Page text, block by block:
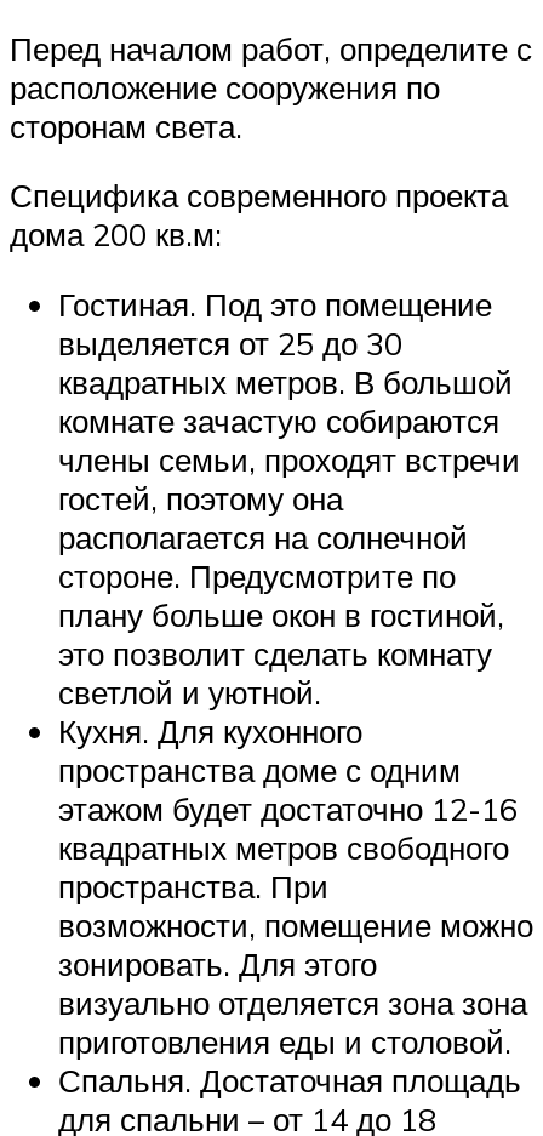
Перед началом работ, определите с
расположение сооружения по
сторонам света.
Специфика современного проекта
дома 200 кв.м:
Гостиная. Под это помещение
выделяется от 25 до 30
квадратных метров. В большой
комнате зачастую собираются
члены семьи, проходят встречи
гостей, поэтому она
располагается на солнечной
стороне. Предусмотрите по
плану больше окон в гостиной,
это позволит сделать комнату
светлой и уютной.
Кухня. Для кухонного
пространства доме с одним
этажом будет достаточно 12-16
квадратных метров свободного
пространства. При
возможности, помещение можно
зонировать. Для этого
визуально отделяется зона зона
приготовления еды и столовой.
Спальня. Достаточная площадь
для спальни – от 14 до 18